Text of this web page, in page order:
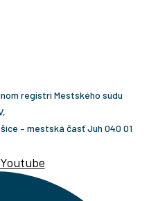
registri Mestského súdu
– mestská časť Juh 040 01
Youtube